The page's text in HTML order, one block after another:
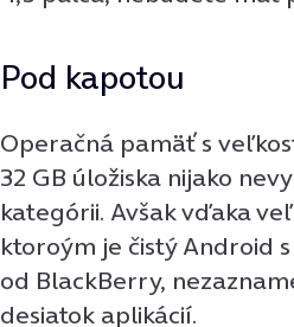
Pod kapotou
Operačná pamäť s
32 GB úložiska nijako
kategórii. Avšak vďaka
ktoroým je čistý Android
od BlackBerry,
desiatok aplikácií.